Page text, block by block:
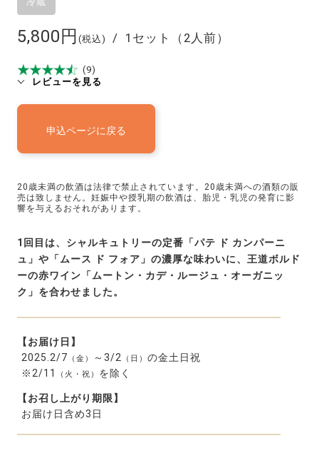
5,800円 (税込) 1セット（2人前）
(9)
レビューを見る
20歳未満の飲酒は法律で禁止されています。20歳未満への酒類の販
売は致しません。妊娠中や授乳期の飲酒は、胎児・乳児の発育に影
響を与えるおそれがあります。
1回目は、シャルキュトリーの定番「パテ ド カンパーニ
ュ」や「ムース ド フォア」の濃厚な味わいに、王道ボルド
ーの赤ワイン「ムートン・カデ・ルージュ・オーガニッ
ク」を合わせました。
【お届け日】
2025.2/7 （金） ～3/2 （日） の金土日祝
※2/11
（火・祝） を除く
【お召し上がり期限】
お届け日含め3日